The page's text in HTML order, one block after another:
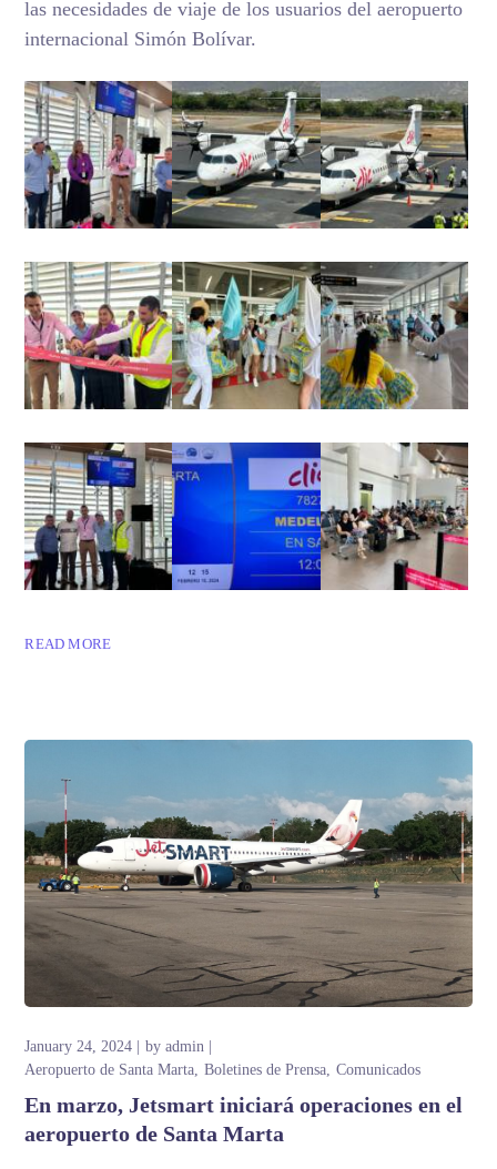
las necesidades de viaje de los usuarios del aeropuerto
internacional Simón Bolívar.
READ MORE
January 24, 2024 byadmin
Aeropuerto de Santa Marta
Boletines de Prensa Comunicados
En marzo, Jetsmart iniciará operaciones en el
aeropuerto de Santa Marta